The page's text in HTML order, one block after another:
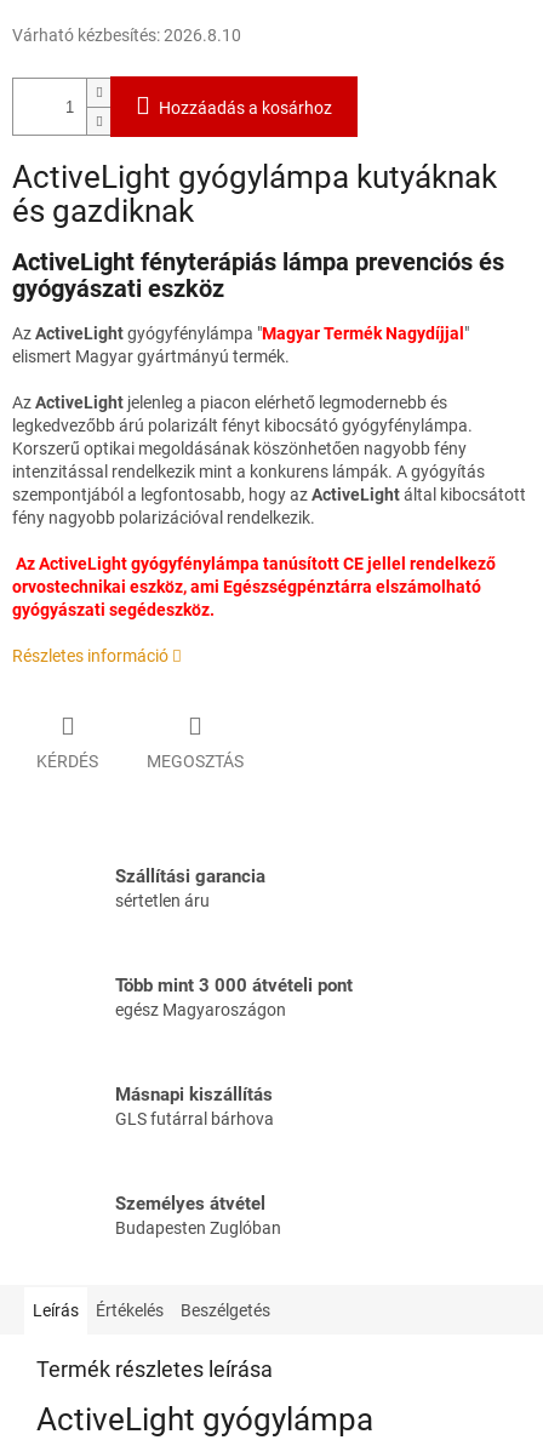
Várható kézbesítés:2026.8.10
Hozzáadás a kosárhoz
ActiveLight gyógylámpa kutyáknak
és gazdiknak
ActiveLight fényterápiás lámpa prevenciós és
gyógyászati eszköz
AzActiveLightgyógyfénylámpa "Magyar Termék Nagydíjjal"
elismert Magyar gyártmányú termék.
AzActiveLight jelenleg a piacon elérhető legmodernebb és
legkedvezőbb árú polarizált fényt kibocsátó gyógyfénylámpa.
Korszerű optikai megoldásának köszönhetően nagyobb fény
intenzitással rendelkezik mint a konkurens lámpák. A gyógyítás
szempontjából a legfontosabb, hogy azActiveLightáltal kibocsátott
fény nagyobb polarizációval rendelkezik.
Az ActiveLight gyógyfénylámpa tanúsított CE jellel rendelkező
orvostechnikai eszköz, ami Egészségpénztárra elszámolható
gyógyászati segédeszköz.
Részletes információ
KÉRDÉS MEGOSZTÁS
Szállítási garancia
sértetlen áru
Több mint 3 000 átvételi pont
egész Magyaroszágon
Másnapi kiszállítás
GLS futárral bárhova
Személyes átvétel
Budapesten Zuglóban
Leírás Értékelés Beszélgetés
Termék részletes leírása
ActiveLight gyógylámpa